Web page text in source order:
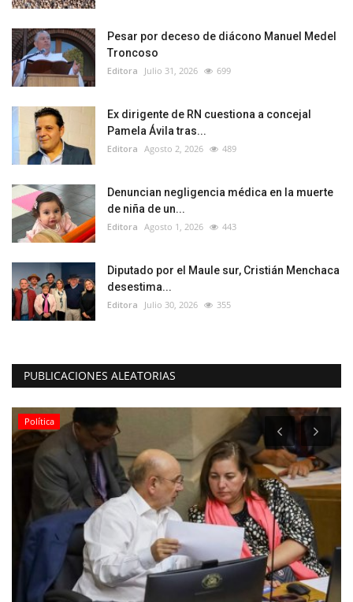
Pesar por deceso de diácono Manuel Medel
Troncoso
Editora Julio 31, 2026 699
Ex dirigente de RN cuestiona a concejal
Pamela Ávila tras...
Editora Agosto 2, 2026 489
Denuncian negligencia médica en la muerte
de niña de un...
Editora Agosto 1, 2026 443
Diputado por el Maule sur, Cristián Menchaca
desestima...
Editora Julio 30, 2026 355
PUBLICACIONES ALEATORIAS
Política